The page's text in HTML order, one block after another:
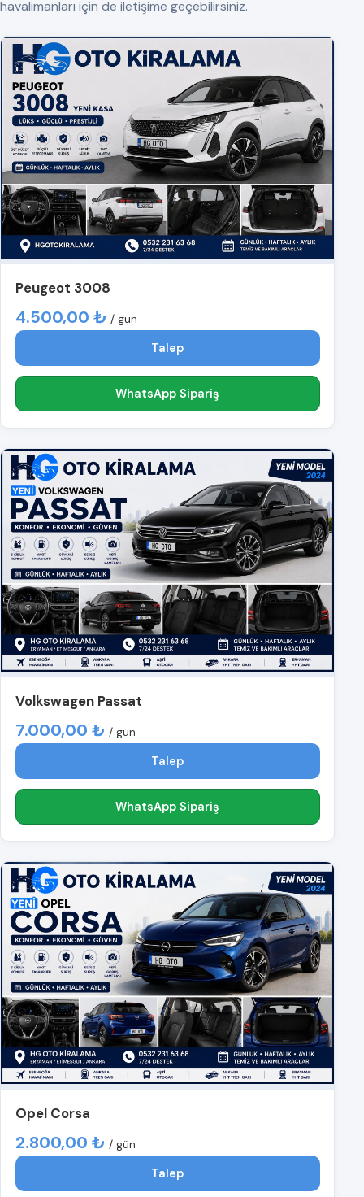
havalimanları için de iletişime geçebilirsiniz.
Peugeot 3008
4.500,00 ₺ / gün
Talep
WhatsApp Sipariş
Volkswagen Passat
7.000,00 ₺ / gün
Talep
WhatsApp Sipariş
Opel Corsa
2.800,00 ₺ / gün
Talep